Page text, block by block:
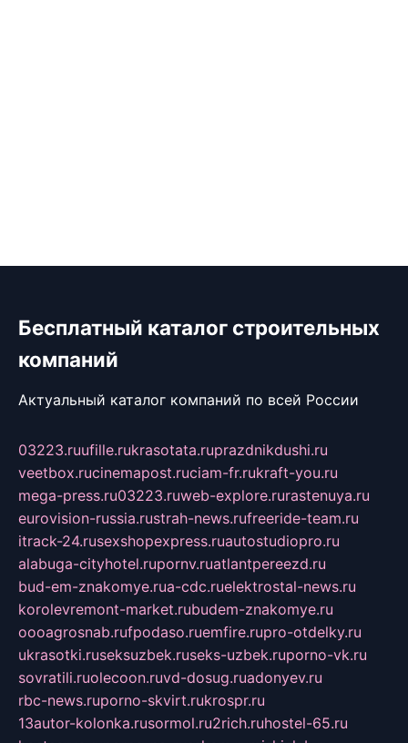
Бесплатный каталог строительных
компаний
Актуальный каталог компаний по всей России
03223.ruufille.rukrasotata.ruprazdnikdushi.ru
veetbox.rucinemapost.ruciam-fr.rukraft-you.ru
mega-press.ru03223.ruweb-explore.rurastenuya.ru
eurovision-russia.rustrah-news.rufreeride-team.ru
itrack-24.rusexshopexpress.ruautostudiopro.ru
alabuga-cityhotel.rupornv.ruatlantpereezd.ru
bud-em-znakomye.rua-cdc.ruelektrostal-news.ru
korolevremont-market.rubudem-znakomye.ru
oooagrosnab.rufpodaso.ruemfire.rupro-otdelky.ru
ukrasotki.ruseksuzbek.ruseks-uzbek.ruporno-vk.ru
sovratili.ruolecoon.ruvd-dosug.ruadonyev.ru
rbc-news.ruporno-skvirt.rukrospr.ru
13autor-kolonka.rusormol.ru2rich.ruhostel-65.ru